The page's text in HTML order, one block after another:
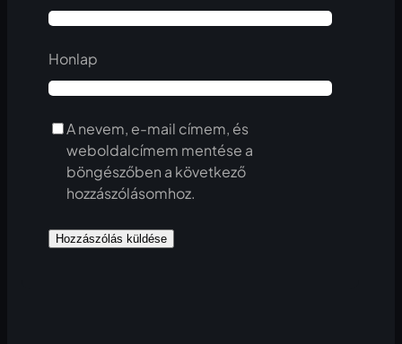
Honlap
A nevem, e-mail címem, és
weboldalcímem mentése a
böngészőben a következő
hozzászólásomhoz.